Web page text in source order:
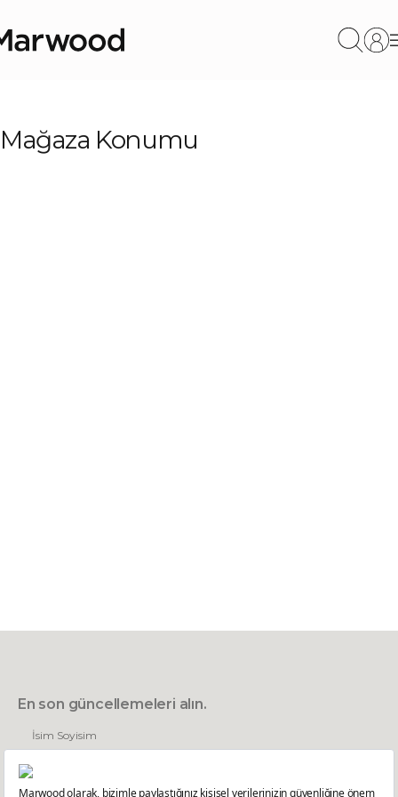
Mağaza Konumu
En son güncellemeleri alın.